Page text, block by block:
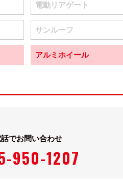
電動リアゲート
サンルーフ
アルミホイール
話でお問い合わせ
950-1207